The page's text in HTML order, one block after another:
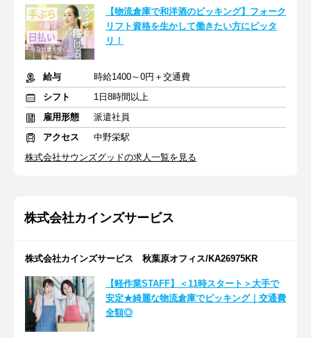
【物流倉庫で和洋酒のピッキング】フォーク
リフト資格を生かして働きたい方にピッタ
リ！
給与
時給1400～0円＋交通費
シフト
1日8時間以上
雇用形態
派遣社員
アクセス
中野栄駅
株式会社サウンズグッドの求人一覧を見る
株式会社カインズサービス
株式会社カインズサービス 秋葉原オフィス/KA26975KR
【軽作業STAFF】＜11時スタート＞大手で
安定★綺麗な物流倉庫でピッキング｜交通費
全額◎